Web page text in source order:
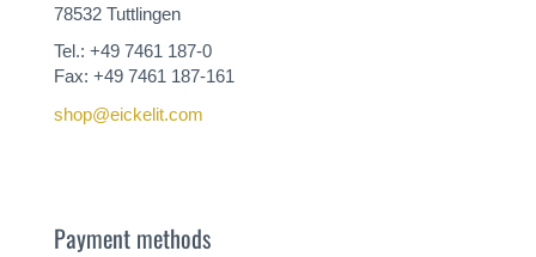
78532 Tuttlingen
Tel.: +49 7461 187-0
Fax: +49 7461 187-161
shop@eickelit.com
Payment methods